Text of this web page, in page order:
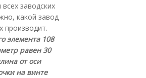
заводских
какой завод
производит.
элемента 108
равен 30
от оси
на винте